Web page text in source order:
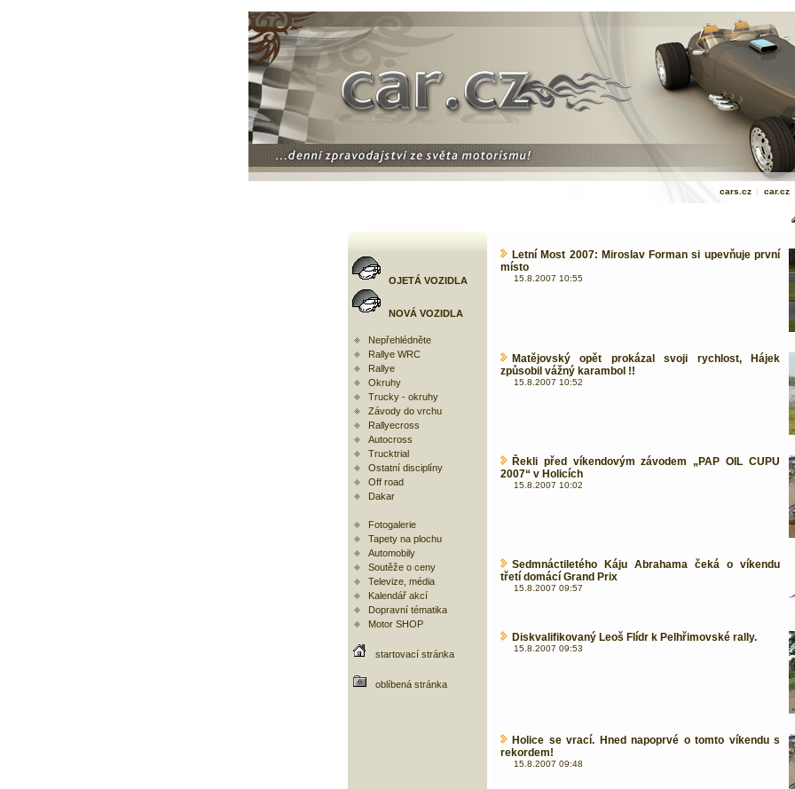
cars.cz | car.cz
OJETÁ VOZIDLA
NOVÁ VOZIDLA
Nepřehlédněte
Rallye WRC
Rallye
Okruhy
Trucky - okruhy
Závody do vrchu
Rallyecross
Autocross
Trucktrial
Ostatní disciplíny
Off road
Dakar
Fotogalerie
Tapety na plochu
Automobily
Soutěže o ceny
Televize, média
Kalendář akcí
Dopravní tématika
Motor SHOP
startovací stránka
oblíbená stránka
Letní Most 2007: Miroslav Forman si upevňuje první
místo
15.8.2007 10:55
Matějovský opět prokázal svoji rychlost, Hájek
způsobil vážný karambol !!
15.8.2007 10:52
Řekli před víkendovým závodem „PAP OIL CUPU
2007“ v Holicích
15.8.2007 10:02
Sedmnáctiletého Káju Abrahama čeká o víkendu
třetí domácí Grand Prix
15.8.2007 09:57
Diskvalifikovaný Leoš Flídr k Pelhřimovské rally.
15.8.2007 09:53
Holice se vrací. Hned napoprvé o tomto víkendu s
rekordem!
15.8.2007 09:48